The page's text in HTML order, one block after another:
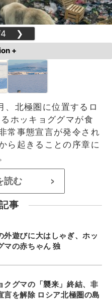
❯
+
、北極圏に位置するロ
ホッキョググマが食
常事態宣言が発令され
ら起きることの序章に
読む >
事
外遊びに大はしゃぎ、ホッ
マの赤ちゃん 独
クグマの「襲来」終結、非
言を解除 ロシア北極圏の島